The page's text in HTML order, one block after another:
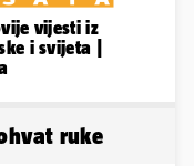
vijesti iz
i svijeta |
ruke